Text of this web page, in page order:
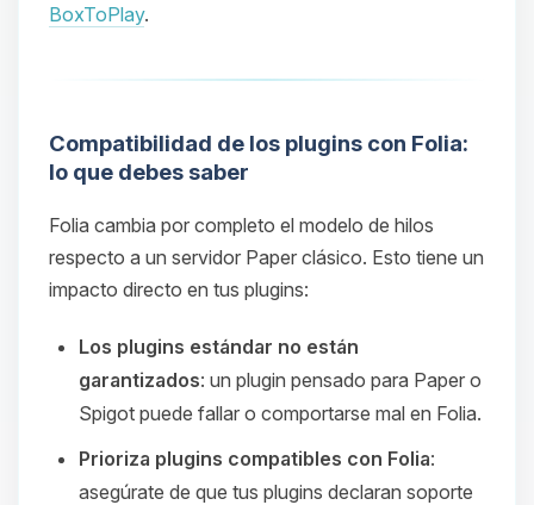
BoxToPlay.
Compatibilidad de los plugins con Folia:
lo que debes saber
Folia cambia por completo el modelo de hilos
respecto a un servidor Paper clásico. Esto tiene un
impacto directo en tus plugins:
Los plugins estándar no están
garantizados: un plugin pensado para Paper o
Spigot puede fallar o comportarse mal en Folia.
Prioriza plugins compatibles con Folia:
asegúrate de que tus plugins declaran soporte